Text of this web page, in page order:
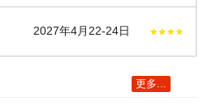
2027年4月22-24日
更多...